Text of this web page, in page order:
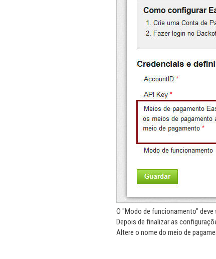
O "Modo de funcionamento" deve
Depois de finalizar as
Altere o nome do meio de